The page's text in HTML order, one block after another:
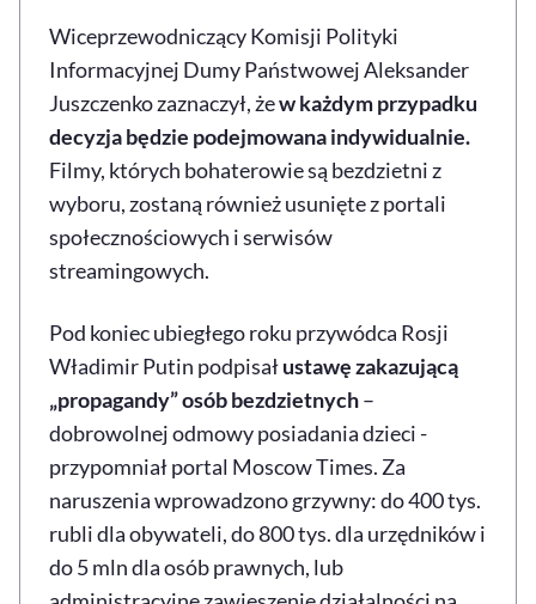
Wiceprzewodniczący Komisji Polityki
Informacyjnej Dumy Państwowej Aleksander
Juszczenko zaznaczył, żew każdym przypadku
decyzja będzie podejmowana indywidualnie.
Filmy, których bohaterowie są bezdzietni z
wyboru, zostaną również usunięte z portali
społecznościowych i serwisów
streamingowych.
Pod koniec ubiegłego roku przywódca Rosji
Władimir Putin podpisałustawę zakazującą
„propagandy” osób bezdzietnych–
dobrowolnej odmowy posiadania dzieci -
przypomniał portal Moscow Times. Za
naruszenia wprowadzono grzywny: do 400 tys.
rubli dla obywateli, do 800 tys. dla urzędników i
do 5 mln dla osób prawnych, lub